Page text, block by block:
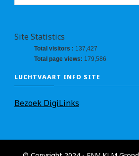
Site Statistics
Total visitors : 137,427
Total page views: 179,586
LUCHTVAART INFO SITE
Bezoek DigiLinks